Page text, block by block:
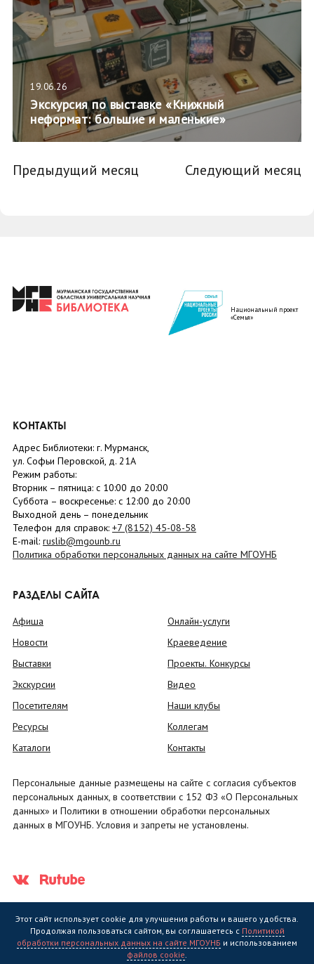
19.06.26
Экскурсия по выставке «Книжный
неформат: большие и маленькие»
Предыдущий месяц Следующий месяц
Национальный проект
«Семья»
КОНТАКТЫ
Адрес Библиотеки: г. Мурманск,
ул. Софьи Перовской, д. 21А
Режим работы:
Вторник – пятница: с 10:00 до 20:00
Суббота – воскресенье: c 12:00 до 20:00
Выходной день – понедельник
Телефон для справок: +7 (8152) 45-08-58
E-mail: ruslib@mgounb.ru
Политика обработки персональных данных на сайте МГОУНБ
РАЗДЕЛЫ САЙТА
Афиша
Новости
Выставки
Экскурсии
Посетителям
Ресурсы
Каталоги
Онлайн-услуги
Краеведение
Проекты. Конкурсы
Видео
Наши клубы
Коллегам
Контакты
Персональные данные размещены на сайте с согласия субъектов
персональных данных, в соответствии с 152 ФЗ «О Персональных
данных» и Политики в отношении обработки персональных
данных в МГОУНБ. Условия и запреты не установлены.
Государственное областное бюджетное учреждение культуры
Этот сайт использует cookie для улучшения работы и вашего удобства.
Продолжая пользоваться сайтом, вы соглашаетесь с Политикой
обработки персональных данных на сайте МГОУНБ и использованием
файлов cookie.